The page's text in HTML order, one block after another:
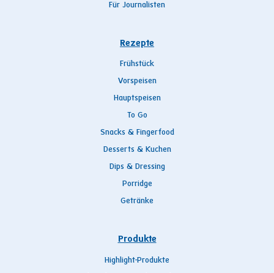
Für Journalisten
Rezepte
Frühstück
Vorspeisen
Hauptspeisen
To Go
Snacks & Fingerfood
Desserts & Kuchen
Dips & Dressing
Porridge
Getränke
Produkte
Highlight-Produkte